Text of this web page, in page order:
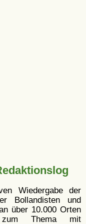
Wiedergabe der
Bollandisten und
über 10.000 Orten
Thema mit